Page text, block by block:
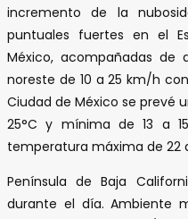
incremento de la
puntuales fuertes en el
México, acompañadas de
noreste de 10 a 25 km/h
Ciudad de México se prevé
25°C y mínima de 13 a
temperatura máxima de 22
Península de Baja
durante el día. Ambiente